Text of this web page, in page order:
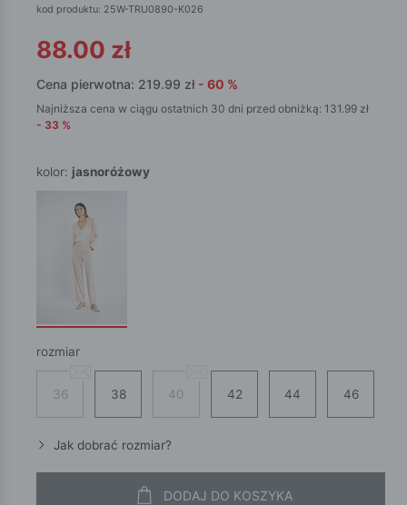
kod produktu: 25W-TRU0890-K026
88.00 zł
Cena pierwotna: 219.99 zł - 60 %
Najniższa cena w ciągu ostatnich 30 dni przed obniżką: 131.99 zł
- 33 %
kolor: jasnoróżowy
rozmiar
36 38 40 42 44 46
Jak dobrać rozmiar?
DODAJ DO KOSZYKA